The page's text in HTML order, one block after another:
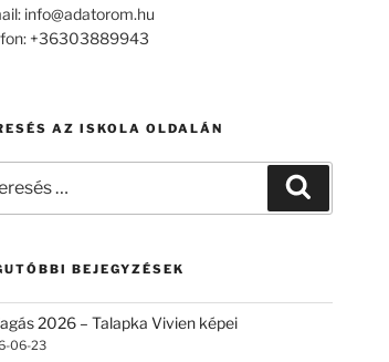
info@adatorom.hu
+36303889943
AZ ISKOLA OLDALÁN
BEJEGYZÉSEK
2026 – Talapka Vivien képei
06-23